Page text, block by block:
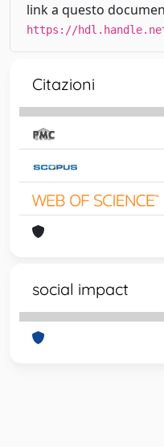
link a questo
https://
Citazioni
social impact